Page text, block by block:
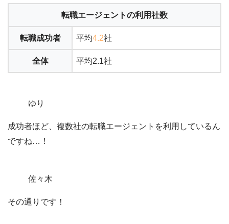
転職エージェントの利用社数
転職成功者 平均4.2社
全体 平均2.1社
ゆり
成功者ほど、複数社の転職エージェントを利用しているん
ですね…！
佐々木
その通りです！